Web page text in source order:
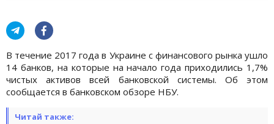
В течение 2017 года в Украине с финансового рынка ушло
14 банков, на которые на начало года приходились 1,7%
чистых активов всей банковской системы. Об этом
сообщается в банковском обзоре НБУ.
Читай также: